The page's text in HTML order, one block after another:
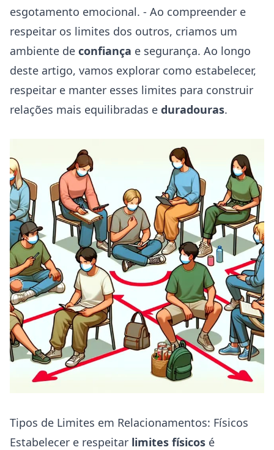
esgotamento emocional. - Ao compreender e
respeitar os limites dos outros, criamos um
ambiente de confiança e segurança. Ao longo
deste artigo, vamos explorar como estabelecer,
respeitar e manter esses limites para construir
relações mais equilibradas e duradouras.
Tipos de Limites em Relacionamentos: Físicos
Estabelecer e respeitar limites físicos é